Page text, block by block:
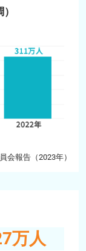
会報告（2023年）
万人